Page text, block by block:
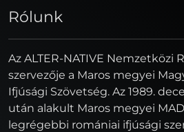
Rólunk
Az ALTER-NATIVE Nemzetközi
szervezője a Maros megyei
Ifjúsági Szövetség. Az 1989.
után alakult Maros megyei
legrégebbi romániai ifjúsági